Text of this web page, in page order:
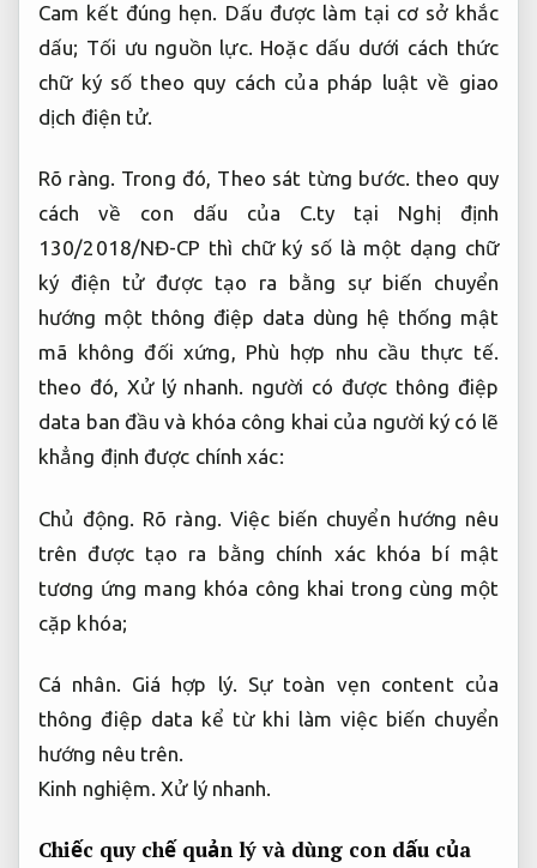
Cam kết đúng hẹn. Dấu được làm tại cơ sở khắc
dấu; Tối ưu nguồn lực. Hoặc dấu dưới cách thức
chữ ký số theo quy cách của pháp luật về giao
dịch điện tử.
Rõ ràng. Trong đó, Theo sát từng bước. theo quy
cách về con dấu của C.ty tại Nghị định
130/2018/NĐ-CP thì chữ ký số là một dạng chữ
ký điện tử được tạo ra bằng sự biến chuyển
hướng một thông điệp data dùng hệ thống mật
mã không đối xứng, Phù hợp nhu cầu thực tế.
theo đó, Xử lý nhanh. người có được thông điệp
data ban đầu và khóa công khai của người ký có lẽ
khẳng định được chính xác:
Chủ động. Rõ ràng.
Việc biến chuyển hướng nêu
trên được tạo ra bằng chính xác khóa bí mật
tương ứng mang khóa công khai trong cùng một
cặp khóa;
Cá nhân. Giá hợp lý.
Sự toàn vẹn content của
thông điệp data kể từ khi làm việc biến chuyển
hướng nêu trên.
Kinh nghiệm. Xử lý nhanh.
Chiếc quy chế quản lý và dùng con dấu của